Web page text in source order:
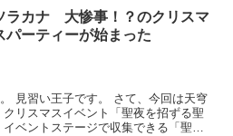
ラカナ 大惨事！？のクリスマ
パーティーが始まった
見習い王子です。 さて、今回は天穹
リスマスイベント「聖夜を招ずる聖
ベントステージで収集できる「聖者